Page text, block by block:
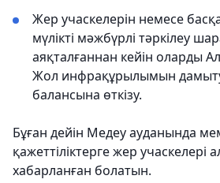
Жер учаскелерін немесе
мүлікті мәжбүрлі тәркілеу
аяқталғаннан кейін оларды
Жол инфрақұрылымын
балансына өткізу.
Бұған дейін Медеу ауданында
қажеттіліктерге жер учаскелері
хабарланған болатын.